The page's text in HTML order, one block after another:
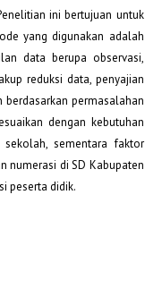
ini bertujuan untuk
yang digunakan adalah
data berupa observasi,
reduksi data, penyajian
permasalahan
dengan kebutuhan
sementara faktor
numerasi di SD Kabupaten
peserta didik.